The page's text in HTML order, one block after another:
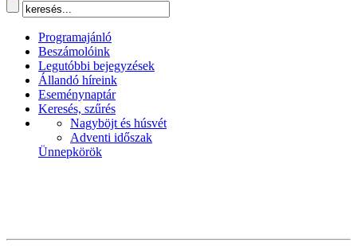
Programajánló
Beszámolóink
Legutóbbi bejegyzések
Állandó híreink
Eseménynaptár
Keresés, szűrés
Nagyböjt és húsvét
Adventi időszak
Ünnepkörök